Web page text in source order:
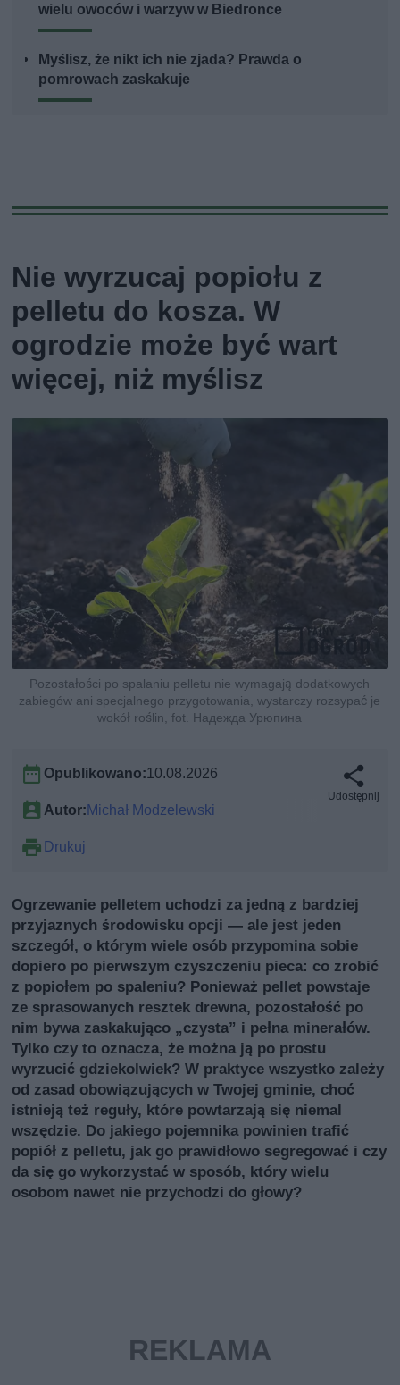
wielu owoców i warzyw w Biedronce
Myślisz, że nikt ich nie zjada? Prawda o
pomrowach zaskakuje
Nie wyrzucaj popiołu z
pelletu do kosza. W
ogrodzie może być wart
więcej, niż myślisz
Pozostałości po spalaniu pelletu nie wymagają dodatkowych
zabiegów ani specjalnego przygotowania, wystarczy rozsypać je
wokół roślin, fot. Надежда Урюпина
Opublikowano:10.08.2026
Autor:Michał Modzelewski
Drukuj
Udostępnij
Ogrzewanie pelletem uchodzi za jedną z bardziej
przyjaznych środowisku opcji — ale jest jeden
szczegół, o którym wiele osób przypomina sobie
dopiero po pierwszym czyszczeniu pieca: co zrobić
z popiołem po spaleniu? Ponieważ pellet powstaje
ze sprasowanych resztek drewna, pozostałość po
nim bywa zaskakująco „czysta” i pełna minerałów.
Tylko czy to oznacza, że można ją po prostu
wyrzucić gdziekolwiek? W praktyce wszystko zależy
od zasad obowiązujących w Twojej gminie, choć
istnieją też reguły, które powtarzają się niemal
wszędzie. Do jakiego pojemnika powinien trafić
popiół z pelletu, jak go prawidłowo segregować i czy
da się go wykorzystać w sposób, który wielu
osobom nawet nie przychodzi do głowy?